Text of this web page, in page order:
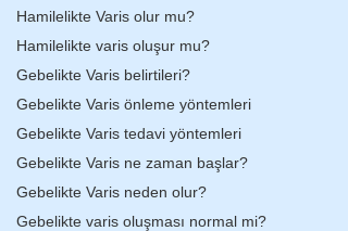
Hamilelikte Varis olur mu?
Hamilelikte varis oluşur mu?
Gebelikte Varis belirtileri?
Gebelikte Varis önleme yöntemleri
Gebelikte Varis tedavi yöntemleri
Gebelikte Varis ne zaman başlar?
Gebelikte Varis neden olur?
Gebelikte varis oluşması normal mi?